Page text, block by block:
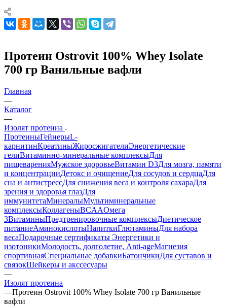
Протеин Ostrovit 100% Whey Isolate
700 гр Ванильные вафли
Главная
—
Каталог
—
Изолят протеина
ПротеиныГейнерыL-
карнитинКреатиныЖиросжигателиЭнергетические
гелиВитаминно-минеральные комплексыДля
пищеваренияМужское здоровьеВитамин D3Для мозга, памяти
и концентрацииДетокс и очищениеДля сосудов и сердцаДля
сна и антистрессДля снижения веса и контроля сахараДля
зрения и здоровья глазДля
иммунитетаМинералыМультиминеральные
комплексыКоллагеныBCAAОмега
3ВитаминыПредтренировочные комплексыДиетическое
питаниеАминокислотыНапиткиГлютаминыДля набора
весаПодарочные сертификаты Энергетики и
изотоникиМолодость, долголетие, Anti-ageМагнезия
спортивнаяСпециальные добавкиБатончикиДля суставов и
связокШейкеры и акссесуары
—
Изолят протеина
—Протеин Ostrovit 100% Whey Isolate 700 гр Ванильные
вафли